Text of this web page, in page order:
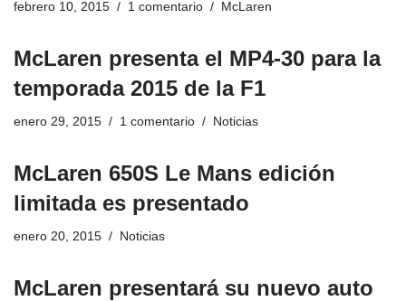
febrero 10, 2015 1 comentario McLaren
McLaren presenta el MP4-30 para la
temporada 2015 de la F1
enero 29, 2015 1 comentario Noticias
McLaren 650S Le Mans edición
limitada es presentado
enero 20, 2015 Noticias
McLaren presentará su nuevo auto